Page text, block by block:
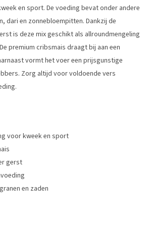
en sport. De voeding bevat onder andere
dari en zonnebloempitten. Dankzij de
is deze mix geschikt als allroundmengeling
premium cribsmais draagt bij aan een
vormt het voer een prijsgunstige
Zorg altijd voor voldoende vers
voor kweek en sport
gerst
en zaden